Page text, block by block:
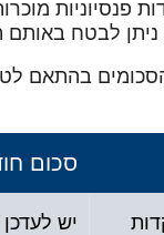
פנסיוניות
לבטח באותם
בהתאם
סכום
יש